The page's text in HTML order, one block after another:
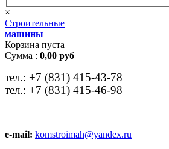
×
Строительные
машины
Корзина пуста
Сумма : 0,00 руб
тел.: +7 (831) 415-43-78
тел.: +7 (831) 415-46-98
e-mail: komstroimah@yandex.ru